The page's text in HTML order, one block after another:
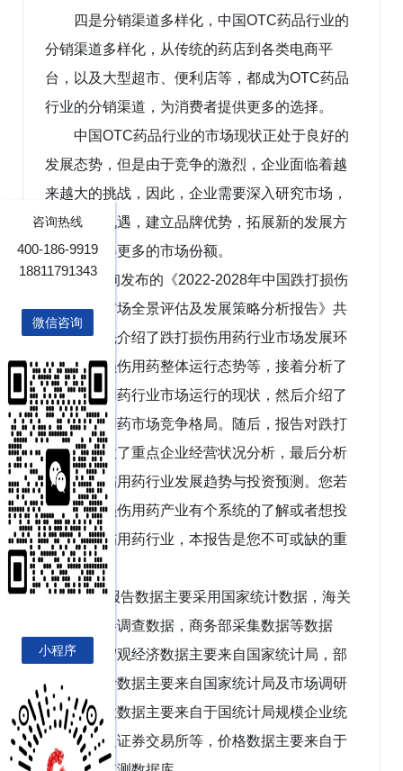
四是分销渠道多样化，中国OTC药品行业的
分销渠道多样化，从传统的药店到各类电商平
台，以及大型超市、便利店等，都成为OTC药品
行业的分销渠道，为消费者提供更多的选择。
中国OTC药品行业的市场现状正处于良好的
发展态势，但是由于竞争的激烈，企业面临着越
来越大的挑战，因此，企业需要深入研究市场，
抓住市场机遇，建立品牌优势，拓展新的发展方
向，以赢得更多的市场份额。
博研咨询发布的《2022-2028年中国跌打损伤
用药行业市场全景评估及发展策略分析报告》共
十章。首先介绍了跌打损伤用药行业市场发展环
境、跌打损伤用药整体运行态势等，接着分析了
跌打损伤用药行业市场运行的现状，然后介绍了
跌打损伤用药市场竞争格局。随后，报告对跌打
损伤用药做了重点企业经营状况分析，最后分析
了跌打损伤用药行业发展趋势与投资预测。您若
想对跌打损伤用药产业有个系统的了解或者想投
资跌打损伤用药行业，本报告是您不可或缺的重
要工具。
本研究报告数据主要采用国家统计数据，海关
总署，问卷调查数据，商务部采集数据等数据
库。其中宏观经济数据主要来自国家统计局，部
分行业统计数据主要来自国家统计局及市场调研
数据，企业数据主要来自于国统计局规模企业统
计数据库及证券交易所等，价格数据主要来自于
咨询热线
400-186-9919
18811791343
微信咨询
小程序